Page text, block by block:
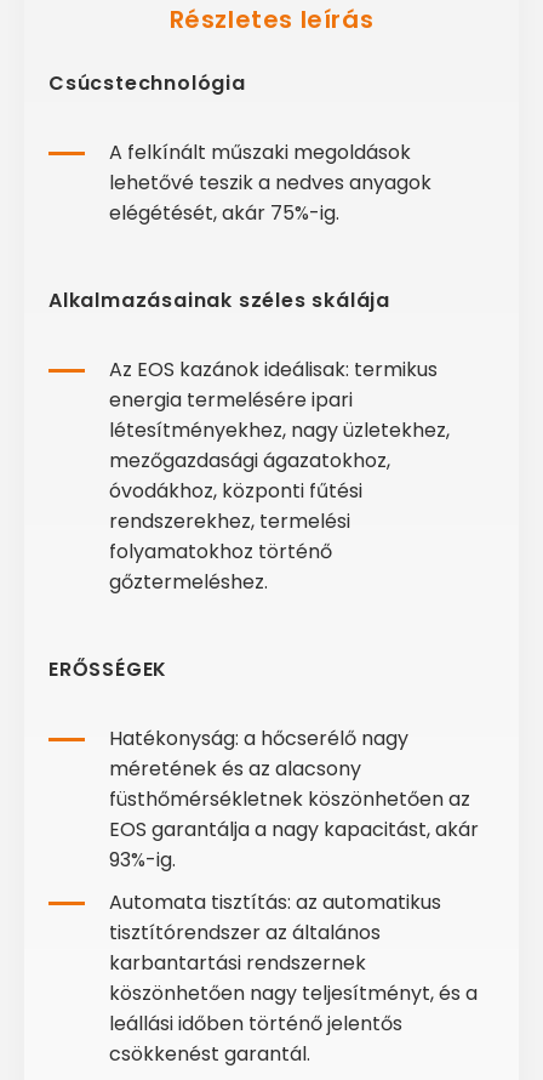
Részletes leírás
Csúcstechnológia
A felkínált műszaki megoldások
lehetővé teszik a nedves anyagok
elégétését, akár 75%-ig.
Alkalmazásainak széles skálája
Az EOS kazánok ideálisak: termikus
energia termelésére ipari
létesítményekhez, nagy üzletekhez,
mezőgazdasági ágazatokhoz,
óvodákhoz, központi fűtési
rendszerekhez, termelési
folyamatokhoz történő
gőztermeléshez.
ERŐSSÉGEK
Hatékonyság: a hőcserélő nagy
méretének és az alacsony
füsthőmérsékletnek köszönhetően az
EOS garantálja a nagy kapacitást, akár
93%-ig.
Automata tisztítás: az automatikus
tisztítórendszer az általános
karbantartási rendszernek
köszönhetően nagy teljesítményt, és a
leállási időben történő jelentős
csökkenést garantál.